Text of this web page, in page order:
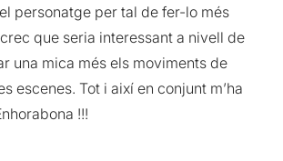
personatge per tal de fer-lo més
que seria interessant a nivell de
una mica més els moviments de
escenes. Tot i així en conjunt m’ha
!!!